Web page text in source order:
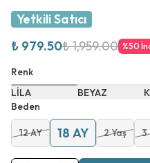
Yetkili Satıcı
₺ 979.50₺ 1,959.00 %50
Renk
LİLA
BEYAZ
Beden
12 AY 18 AY 2 Yaş 3